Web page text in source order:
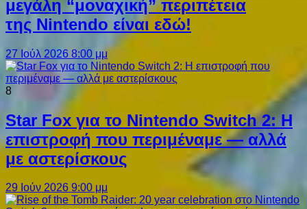
μεγάλη “μοναχική” περιπέτεια
της Nintendo είναι εδώ!
27 Ιούλ 2026 8:00 μμ
8
Star Fox για το Nintendo Switch 2: Η
επιστροφή που περιμέναμε — αλλά
με αστερίσκους
29 Ιούν 2026 9:00 μμ